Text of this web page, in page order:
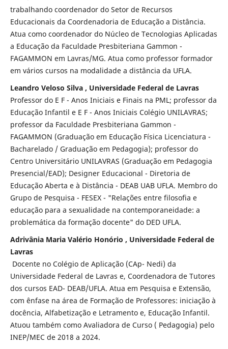
trabalhando coordenador do Setor de Recursos
Educacionais da Coordenadoria de Educação a Distância.
Atua como coordenador do Núcleo de Tecnologias Aplicadas
a Educação da Faculdade Presbiteriana Gammon -
FAGAMMON em Lavras/MG. Atua como professor formador
em vários cursos na modalidade a distância da UFLA.
Leandro Veloso Silva , Universidade Federal de Lavras
Professor do E F - Anos Iniciais e Finais na PML; professor da
Educação Infantil e E F - Anos Iniciais Colégio UNILAVRAS;
professor da Faculdade Presbiteriana Gammon -
FAGAMMON (Graduação em Educação Física Licenciatura -
Bacharelado / Graduação em Pedagogia); professor do
Centro Universitário UNILAVRAS (Graduação em Pedagogia
Presencial/EAD); Designer Educacional - Diretoria de
Educação Aberta e à Distância - DEAB UAB UFLA. Membro do
Grupo de Pesquisa - FESEX - "Relações entre filosofia e
educação para a sexualidade na contemporaneidade: a
problemática da formação docente" do DED UFLA.
Adrivânia Maria Valério Honório , Universidade Federal de
Lavras
Docente no Colégio de Aplicação (CAp- Nedi) da
Universidade Federal de Lavras e, Coordenadora de Tutores
dos cursos EAD- DEAB/UFLA. Atua em Pesquisa e Extensão,
com ênfase na área de Formação de Professores: iniciação à
docência, Alfabetização e Letramento e, Educação Infantil.
Atuou também como Avaliadora de Curso ( Pedagogia) pelo
INEP/MEC de 2018 a 2024.